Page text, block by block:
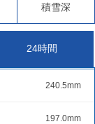
積雪深
24時間
240.5mm
197.0mm